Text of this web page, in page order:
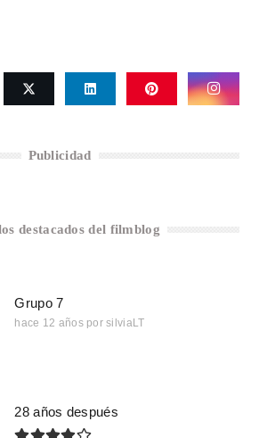
Publicidad
destacados del filmblog
Grupo 7
hace 12 años por silviaLT
28 años después